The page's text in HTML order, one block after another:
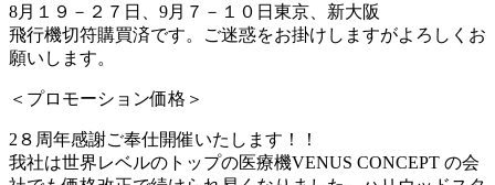
8月１９－２７日、9月７－１０日東京、新大阪
飛行機切符購買済です。ご迷惑をお掛けしますがよろしくお
願いします。
＜プロモーション価格＞
2８周年感謝ご奉仕開催いたします！！
我社は世界レベルのトップの医療機VENUS CONCEPT の会